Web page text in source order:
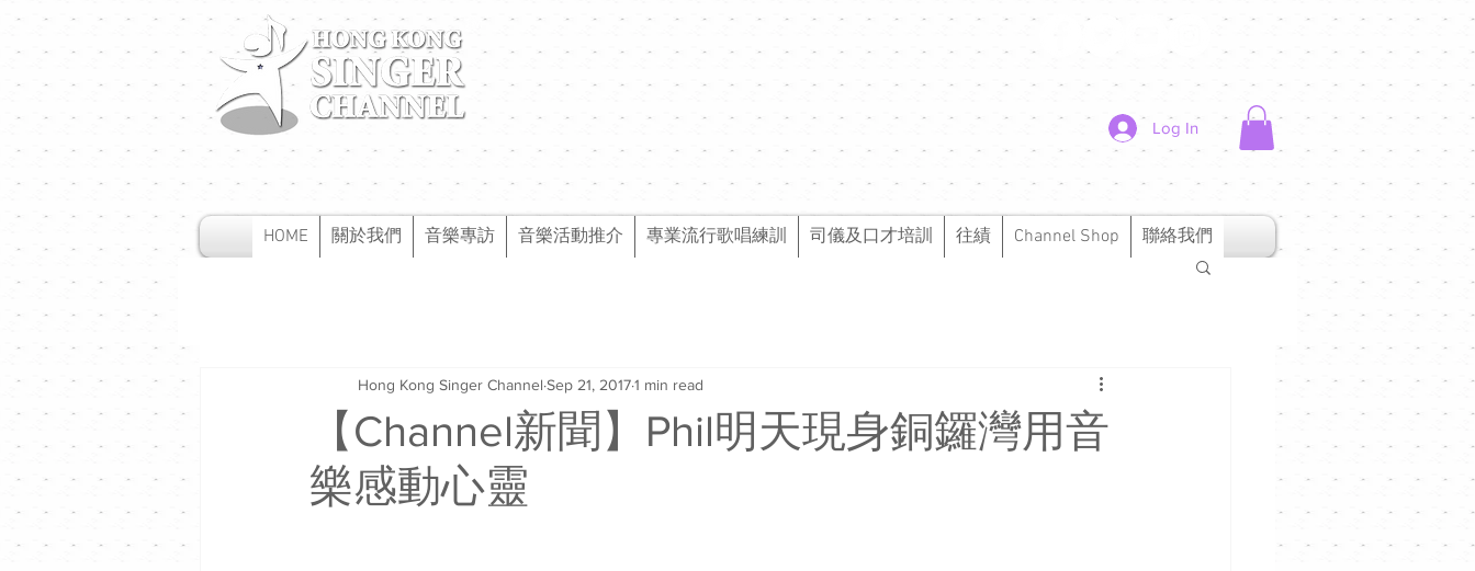
Log In
HOME 關於我們 音樂專訪 音樂活動推介 專業流行歌唱練訓 司儀及口才培訓 往績 Channel Shop 聯絡我們
【Channel新聞】Phil明天現身銅鑼灣用音
樂感動心靈
Hong Kong Singer Channel Sep 21, 20171 min read